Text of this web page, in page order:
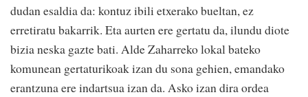
dudan esaldia da: kontuz ibili etxerako bueltan, ez
erretiratu bakarrik. Eta aurten ere gertatu da, ilundu diote
bizia neska gazte bati. Alde Zaharreko lokal bateko
komunean gertaturikoak izan du sona gehien, emandako
erantzuna ere indartsua izan da. Asko izan dira ordea